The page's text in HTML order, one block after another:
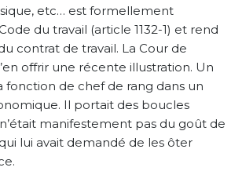
etc… est formellement
du travail (article 1132-1) et rend
contrat de travail. La Cour de
offrir une récente illustration. Un
fonction de chef de rang dans un
Il portait des boucles
n’était manifestement pas du goût de
lui avait demandé de les ôter